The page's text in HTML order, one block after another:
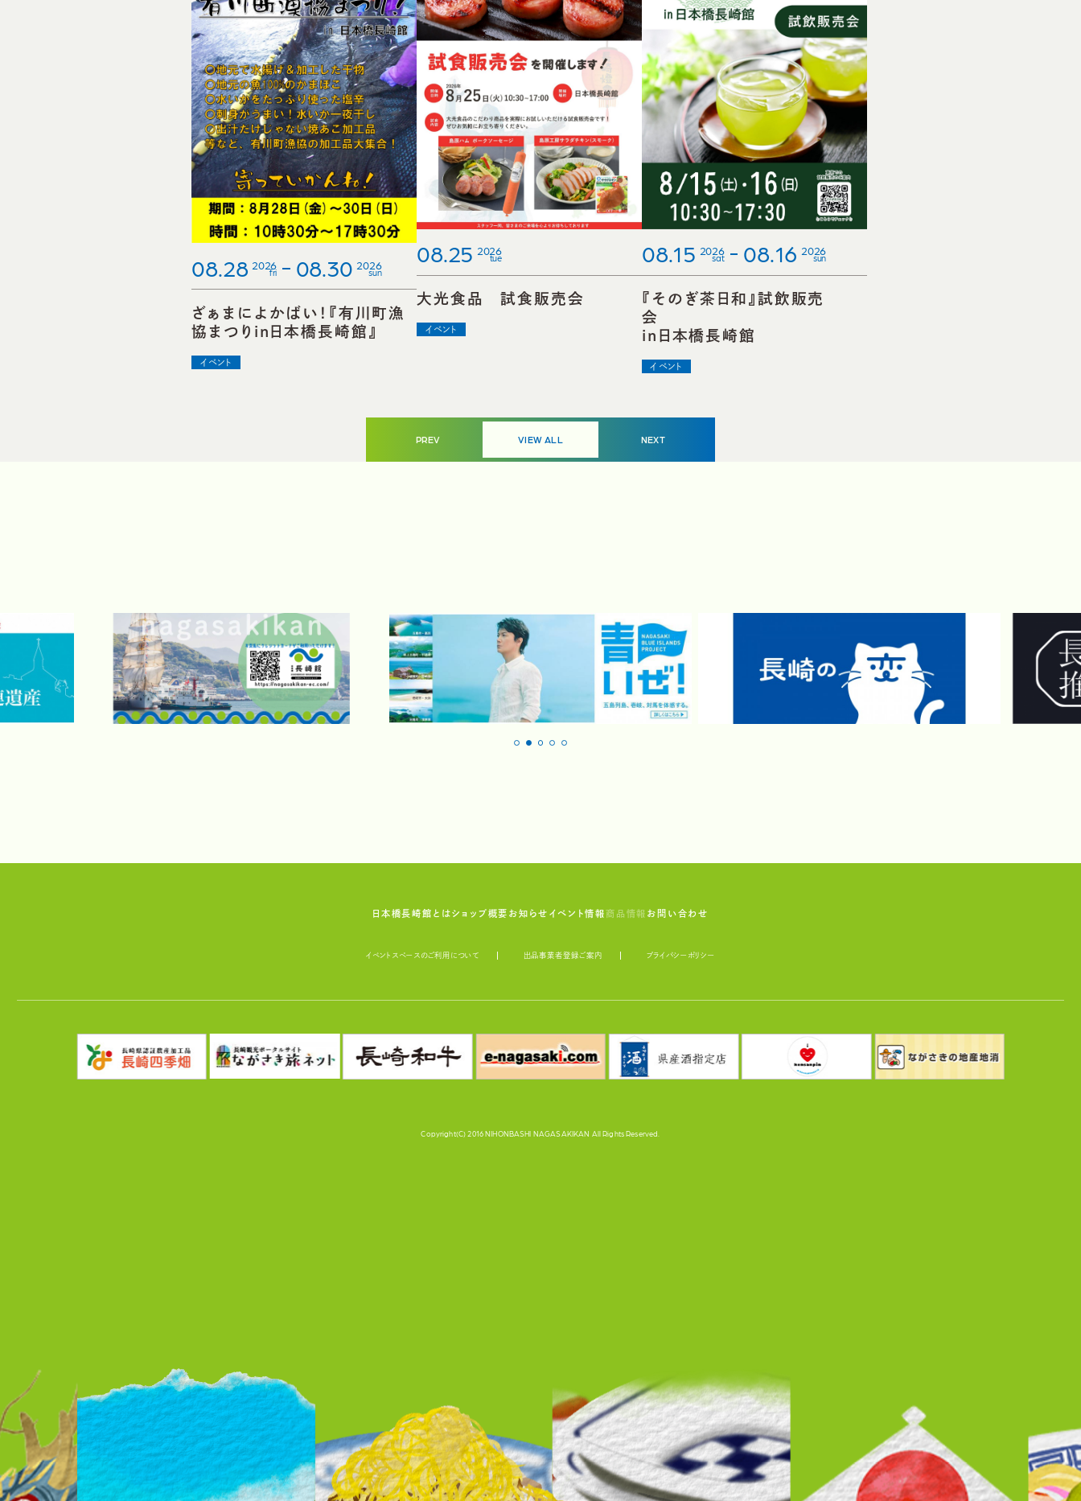
08.28 2026
fri 08.30 2026
sun
ざぁまによかばい！『有川町漁
協まつりin日本橋長崎館』
イベント
08.25 2026
tue
大光食品 試食販売会
イベント
08.15 2026
sat 08.16 2026
sun
『そのぎ茶日和』試飲販売
会
in日本橋長崎館
イベント
PREV VIEW ALL NEXT
日本橋長崎館とはショップ概要 お知らせ イベント情報商品情報 お問い合わせ
イベントスペースのご利用について 出品事業者登録ご案内 プライバシーポリシー
Copyright(C) 2016 NIHONBASHI NAGASAKIKAN All Rights Reserved.